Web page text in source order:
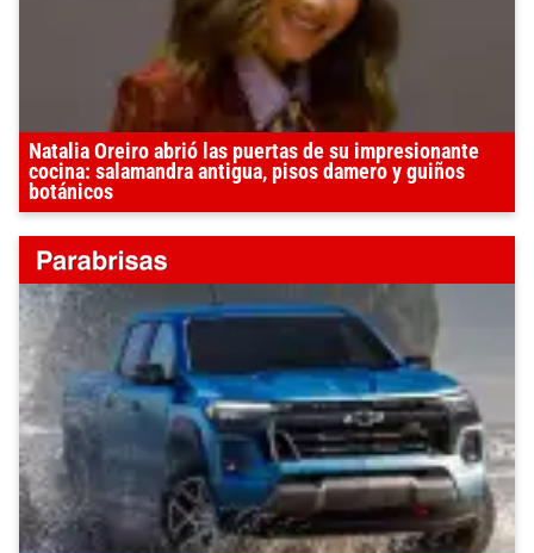
Natalia Oreiro abrió las puertas de su impresionante
cocina: salamandra antigua, pisos damero y guiños
botánicos